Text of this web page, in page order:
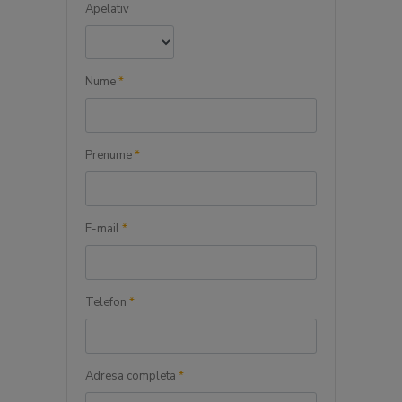
Apelativ
Nume*
Prenume*
E-mail*
Telefon *
Adresa completa *